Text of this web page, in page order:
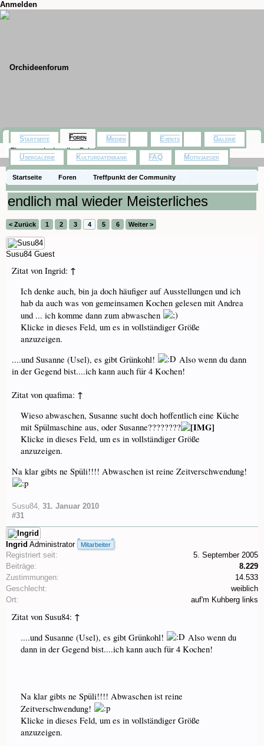
Anmelden
Startseite Foren
Treffpunkt der Community
Orchideenfotos (Naturformen)
endlich mal wieder Meisterliches
< Zurück 1 2 3 4 5 6 Weiter >
Susu84 Guest
Zitat von Ingrid: ↑
Ich denke auch, bin ja doch häufiger auf Ausstellungen und ich
hab da auch was von gemeinsamen Kochen gelesen mit Andrea
und ... ich komme dann zum abwaschen
Klicke in dieses Feld, um es in vollständiger Größe
anzuzeigen.
....und Susanne (Usel), es gibt Grünkohl!
Also wenn du dann
in der Gegend bist....ich kann auch für 4 Kochen!
Zitat von quafima: ↑
Wieso abwaschen, Susanne sucht doch hoffentlich eine Küche
mit Spülmaschine aus, oder Susanne????????
Klicke in dieses Feld, um es in vollständiger Größe
anzuzeigen.
Na klar gibts ne Spüli!!!! Abwaschen ist reine Zeitverschwendung!
Susu84 31. Januar 2010
#31
Ingrid Administrator Mitarbeiter
Registriert seit:
5. September 2005
Beiträge:
8.229
Zustimmungen:
14.533
Geschlecht:
weiblich
Ort:
auf'm Kuhberg links
Zitat von Susu84: ↑
....und Susanne (Usel), es gibt Grünkohl!
Also wenn du
dann in der Gegend bist....ich kann auch für 4 Kochen!
Na klar gibts ne Spüli!!!! Abwaschen ist reine
Zeitverschwendung!
Klicke in dieses Feld, um es in vollständiger Größe
anzuzeigen.
Startseite Foren
Themen mit aktuellen Beiträgen
Medien Events Galerie
Usergalerie Kulturdatenbank FAQ Motivjaeger